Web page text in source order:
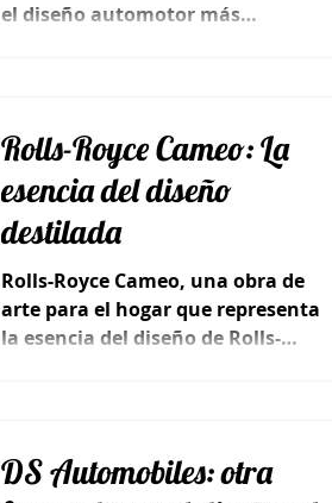
el diseño automotor más
Rolls-Royce Cameo: La
esencia del diseño
destilada
Rolls-Royce Cameo, una obra de
arte para el hogar que representa
la esencia del diseño de Rolls-
DS Automobiles: otra